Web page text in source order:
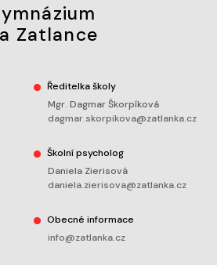
Zatlance
Ředitelka školy
Mgr. Dagmar Škorpíková
dagmar.skorpikova@zatlanka.cz
Školní psycholog
Daniela Zierisová
daniela.zierisova@zatlanka.cz
Obecné informace
info@zatlanka.cz